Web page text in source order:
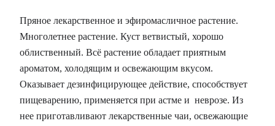
Пряное лекарственное и эфиромасличное растение.
Многолетнее растение. Куст ветвистый, хорошо
облиственный. Всё растение обладает приятным
ароматом, холодящим и освежающим вкусом.
Оказывает дезинфицирующее действие, способствует
пищеварению, применяется при астме и неврозе. Из
нее приготавливают лекарственные чаи, освежающие